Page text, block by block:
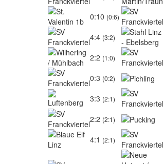
0:10 (0:6)
4:4 (3:2)
2:2 (1:0)
0:3 (0:2)
3:3 (2:1)
2:2 (2:1)
4:1 (2:1)